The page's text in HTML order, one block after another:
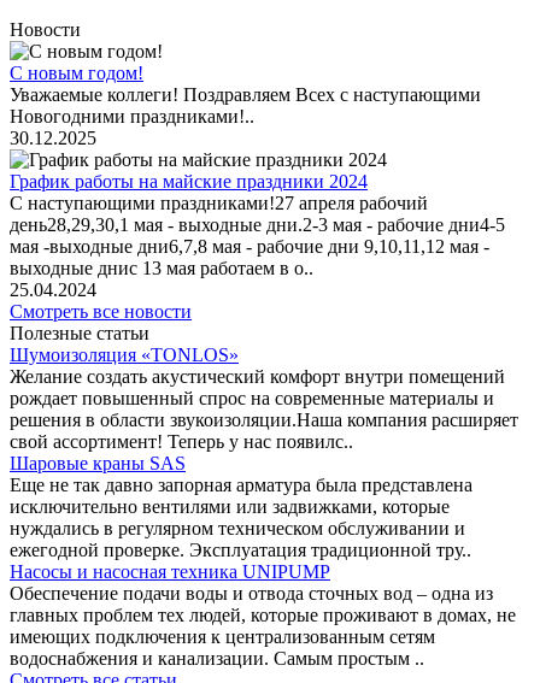
Новости
С новым годом!
Уважаемые коллеги! Поздравляем Всех с наступающими
Новогодними праздниками!..
30.12.2025
График работы на майские праздники 2024
С наступающими праздниками!27 апреля рабочий
день28,29,30,1 мая - выходные дни.2-3 мая - рабочие дни4-5
мая -выходные дни6,7,8 мая - рабочие дни 9,10,11,12 мая -
выходные днис 13 мая работаем в о..
25.04.2024
Смотреть все новости
Полезные статьи
Шумоизоляция «TONLOS»
Желание создать акустический комфорт внутри помещений
рождает повышенный спрос на современные материалы и
решения в области звукоизоляции.Наша компания расширяет
свой ассортимент! Теперь у нас появилс..
Шаровые краны SAS
Еще не так давно запорная арматура была представлена
исключительно вентилями или задвижками, которые
нуждались в регулярном техническом обслуживании и
ежегодной проверке. Эксплуатация традиционной тру..
Насосы и насосная техника UNIPUMP
Обеспечение подачи воды и отвода сточных вод – одна из
главных проблем тех людей, которые проживают в домах, не
имеющих подключения к централизованным сетям
водоснабжения и канализации. Самым простым ..